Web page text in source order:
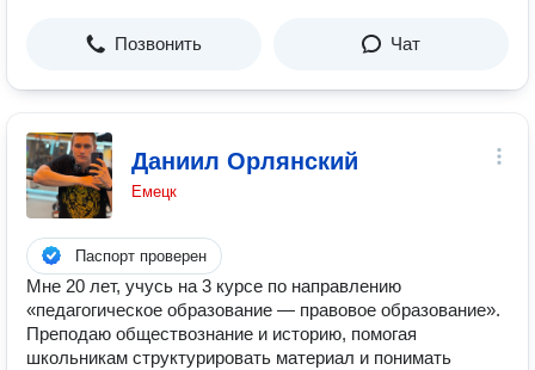
Позвонить Чат
Даниил Орлянский
Емецк
Паспорт проверен
Мне 20 лет, учусь на 3 курсе по направлению
«педагогическое образование — правовое образование».
Преподаю обществознание и историю, помогая
школьникам структурировать материал и понимать